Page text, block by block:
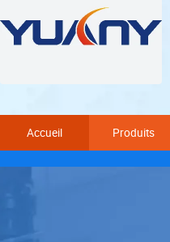
Accueil
Produits